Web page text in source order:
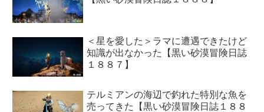
＜星を愛した＞ラマに遭遇できたけど
知識が出なかった【黒い砂漠冒険日誌
１８８７】
テルミアンの海辺で釣れた特別な魚を
売ってきた【黒い砂漠冒険日誌１８８